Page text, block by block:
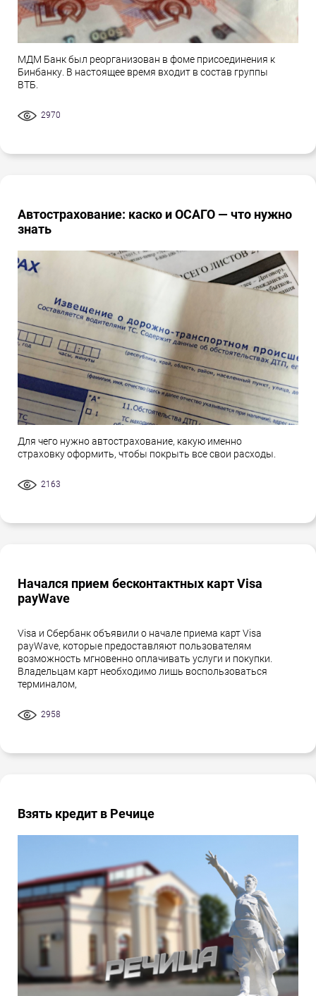
МДМ Банк был реорганизован в фоме присоединения к
Бинбанку. В настоящее время входит в состав группы
ВТБ.
2970
Автострахование: каско и ОСАГО — что нужно
знать
Для чего нужно автострахование, какую именно
страховку оформить, чтобы покрыть все свои расходы.
2163
Начался прием бесконтактных карт Visa
payWave
Visa и Сбербанк объявили о начале приема карт Visa
payWave, которые предоставляют пользователям
возможность мгновенно оплачивать услуги и покупки.
Владельцам карт необходимо лишь воспользоваться
терминалом,
2958
Взять кредит в Речице